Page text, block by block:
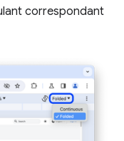
correspondant